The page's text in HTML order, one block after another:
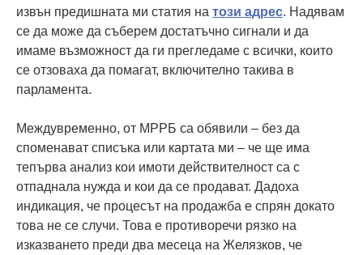
извън предишната ми статия на този адрес. Надявам
се да може да съберем достатъчно сигнали и да
имаме възможност да ги прегледаме с всички, които
се отзоваха да помагат, включително такива в
парламента.
Междувременно, от МРРБ са обявили – без да
споменават списъка или картата ми – че ще има
тепърва анализ кои имоти действителност са с
отпаднала нужда и кои да се продават. Дадоха
индикация, че процесът на продажба е спрян докато
това не се случи. Това е противоречи рязко на
изказването преди два месеца на Желязков, че